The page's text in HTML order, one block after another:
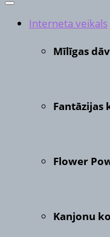
Interneta veikals
Mīlīgas
Fantāzijas
Flower
Kanjonu